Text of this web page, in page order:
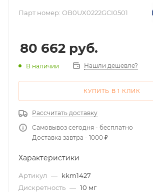
Парт номер: OB0UX0222GCI0501
80 662 руб.
В наличии Нашли дешевле?
КУПИТЬ В 1 КЛИК
Рассчитать доставку
Самовывоз сегодня - бесплатно
Доставка завтра - 1000 ₽
Характеристики
Артикул — kkm1427
Дискретность — 10 мг